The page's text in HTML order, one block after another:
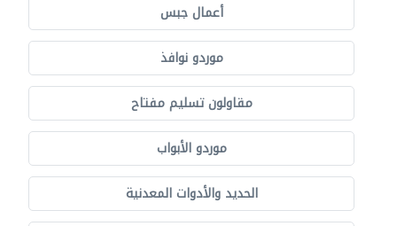
أعمال جبس
موردو نوافذ
مقاولون تسليم مفتاح
موردو الأبواب
الحديد والأدوات المعدنية